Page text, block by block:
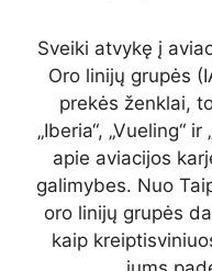
Sveiki atvykę į
Oro linijų grupės
prekės ženklai,
„Iberia“, „Vueling“
apie aviacijos
galimybes. Nuo
oro linijų grupės
kaip